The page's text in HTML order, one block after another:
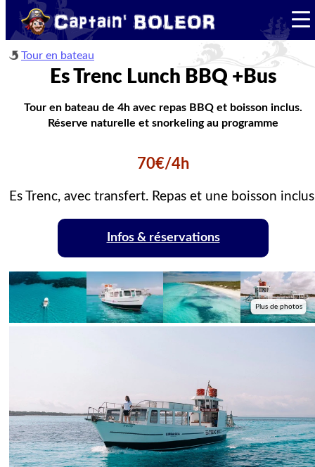
Tour en bateau
Es Trenc Lunch BBQ +Bus
Tour en bateau de 4h avec repas BBQ et boisson inclus.
Réserve naturelle et snorkeling au programme
70€/4h
Es Trenc, avec transfert. Repas et une boisson
Infos & réservations
Plus de photos